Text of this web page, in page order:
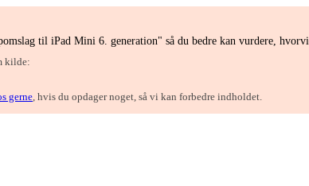
til iPad Mini 6. generation" så du bedre kan vurdere,
kilde:
gerne, hvis du opdager noget, så vi kan forbedre indholdet.